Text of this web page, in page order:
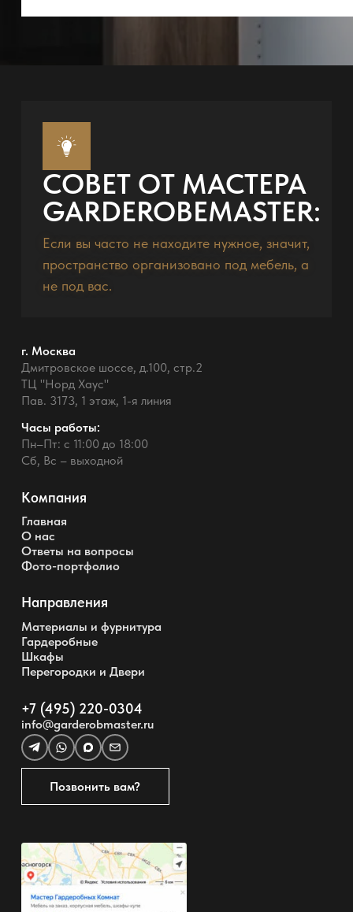
СОВЕТ ОТ МАСТЕРА
GARDEROBEMASTER:
Если вы часто не находите нужное, значит,
пространство организовано под мебель, а
не под вас.
г. Москва
Дмитровское шоссе, д.100, стр.2
ТЦ "Норд Хаус"
Пав. 3173, 1 этаж, 1-я линия
Часы работы:
Пн–Пт: с 11:00 до 18:00
Сб, Вс – выходной
Компания
Главная
О нас
Ответы на вопросы
Фото-портфолио
Направления
Материалы и фурнитура
Гардеробные
Шкафы
Перегородки и Двери
+7 (495) 220-0304
info@garderobmaster.ru
Позвонить вам?